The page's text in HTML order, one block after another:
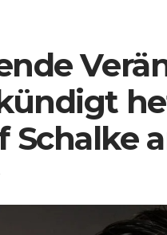
Schalke